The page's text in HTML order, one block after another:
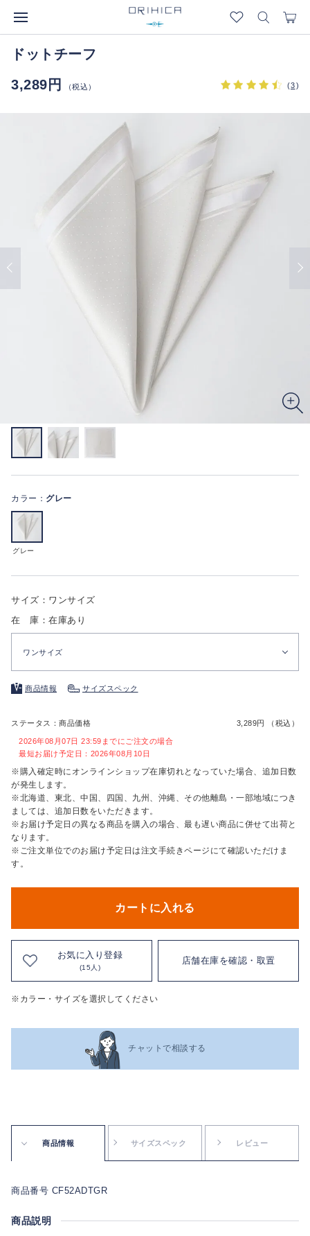
ドットチーフ
3,289円
（税込） (3)
カラー： グレー
グレー
サイズ：ワンサイズ
在 庫：在庫あり
ワンサイズ
商品情報 サイズスペック
ステータス：商品価格 3,289円 （税込）
2026年08月07日 23:59までにご注文の場合
最短お届け予定日：2026年08月10日
※購入確定時にオンラインショップ在庫切れとなっていた場合、追加日数
が発生します。
※北海道、東北、中国、四国、九州、沖縄、その他離島・一部地域につき
ましては、追加日数をいただきます。
※お届け予定日の異なる商品を購入の場合、最も遅い商品に併せて出荷と
なります。
※ご注文単位でのお届け予定日は注文手続きページにて確認いただけま
す。
カートに入れる
お気に入り登録
(15人)
店舗在庫を確認・取置
※カラー・サイズを選択してください
チャットで相談する
商品情報 サイズスペック レビュー
商品番号 CF52ADTGR
商品説明